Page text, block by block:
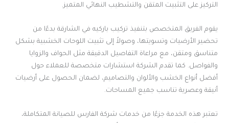
التركيز على التثبيت المتقن والتشطيب النهائي المتميز.
يقوم الفريق المتخصص بتنفيذ تركيب باركيه في الشارقة بدءًا من
تحضير الأرضيات وتسويتها، وصولاً إلى تثبيت اللوحات الخشبية بشكل
متناسق ومتقن، مع مراعاة التفاصيل الدقيقة مثل الحواف والزوايا
والفواصل. كما تقدم الشركة استشارات متخصصة للعملاء حول
أفضل أنواع الخشب والألوان والتصاميم، لضمان الحصول على أرضيات
أنيقة وعصرية تناسب جميع المساحات.
تعتبر هذه الخدمة جزءًا من خدمات شركة الفارس للصيانة المتكاملة،